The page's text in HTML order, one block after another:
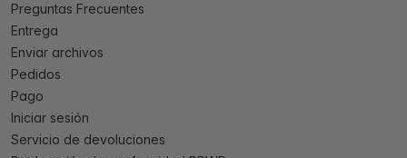
Preguntas Frecuentes
Entrega
Enviar archivos
Pedidos
Pago
Iniciar sesión
Servicio de devoluciones